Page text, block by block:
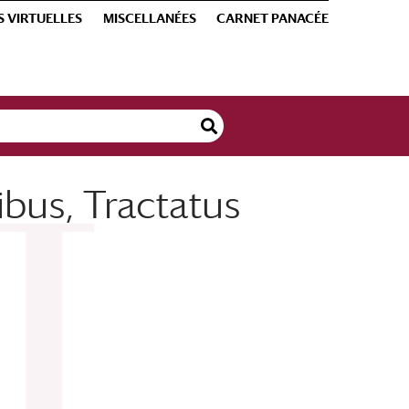
VIRTUELLES MISCELLANÉES CARNET PANACÉE
Tractatus